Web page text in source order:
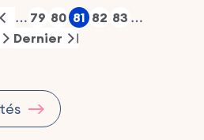
Previous
page
… Page
79 Page
80 Page
81 Page
82 Page
83 …
Next
Last
Dernier